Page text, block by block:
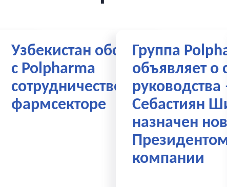
Узбекистан обсудил
с Polpharma
сотрудничество в
фармсекторе
Группа
объявляет о
Себастиян
назначен
компании